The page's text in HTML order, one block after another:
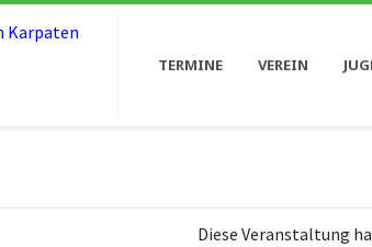
TERMINE VEREIN
Diese Veranstaltung